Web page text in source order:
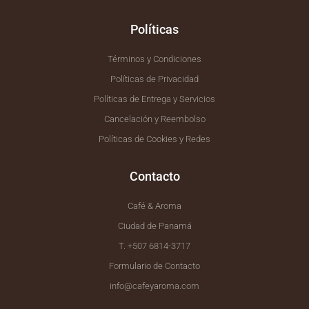
Políticas
Términos y Condiciones
Políticas de Privacidad
Políticas de Entrega y Servicios
Cancelación y Reembolso
Políticas de Cookies y Redes
Contacto
Café & Aroma
Ciudad de Panamá
T. +507 6814-3717
Formulario de Contacto
info@cafeyaroma.com